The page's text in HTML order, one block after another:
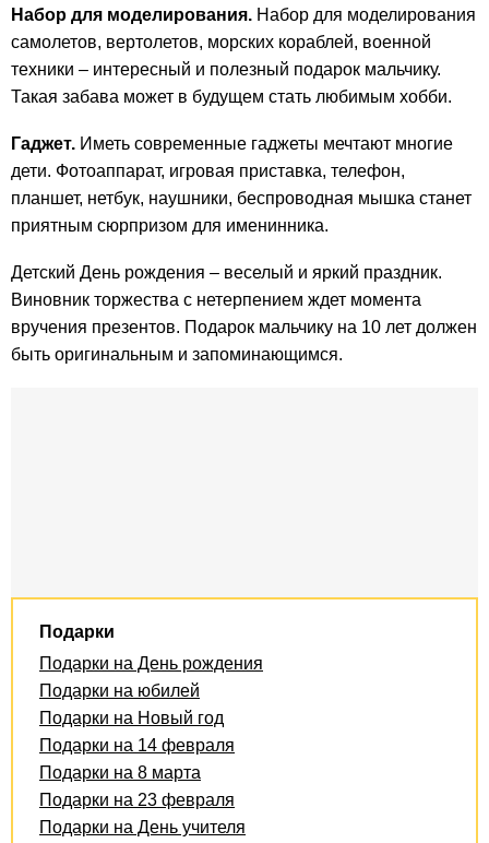
Набор для моделирования. Набор для моделирования
самолетов, вертолетов, морских кораблей, военной
техники – интересный и полезный подарок мальчику.
Такая забава может в будущем стать любимым хобби.
Гаджет. Иметь современные гаджеты мечтают многие
дети. Фотоаппарат, игровая приставка, телефон,
планшет, нетбук, наушники, беспроводная мышка станет
приятным сюрпризом для именинника.
Детский День рождения – веселый и яркий праздник.
Виновник торжества с нетерпением ждет момента
вручения презентов. Подарок мальчику на 10 лет должен
быть оригинальным и запоминающимся.
Подарки
Подарки на День рождения
Подарки на юбилей
Подарки на Новый год
Подарки на 14 февраля
Подарки на 8 марта
Подарки на 23 февраля
Подарки на День учителя